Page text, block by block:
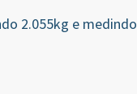
2.055kg e medindo